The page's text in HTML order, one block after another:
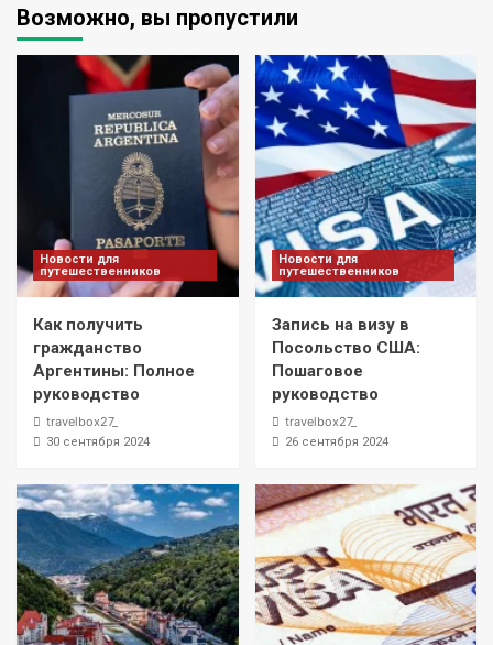
Возможно, вы пропустили
Новости для
путешественников
Как получить
гражданство
Аргентины: Полное
руководство
travelbox27_
30 сентября 2024
Новости для
путешественников
Запись на визу в
Посольство США:
Пошаговое
руководство
travelbox27_
26 сентября 2024